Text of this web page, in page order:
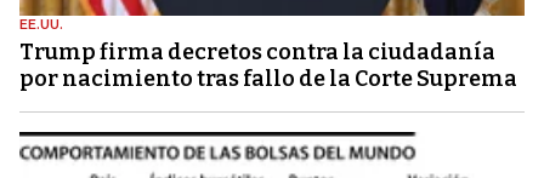
EE.UU.
Trump firma decretos contra la ciudadanía
por nacimiento tras fallo de la Corte Suprema